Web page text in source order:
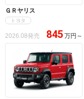
ＧＲヤリス
トヨタ
2026.08発売 845 万円 ～